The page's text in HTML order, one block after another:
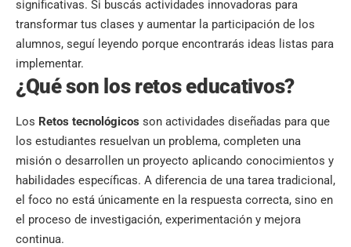
significativas. Si buscás actividades innovadoras para
transformar tus clases y aumentar la participación de los
alumnos, seguí leyendo porque encontrarás ideas listas para
implementar.
¿Qué son los retos educativos?
Los Retos tecnológicos son actividades diseñadas para que
los estudiantes resuelvan un problema, completen una
misión o desarrollen un proyecto aplicando conocimientos y
habilidades específicas. A diferencia de una tarea tradicional,
el foco no está únicamente en la respuesta correcta, sino en
el proceso de investigación, experimentación y mejora
continua.